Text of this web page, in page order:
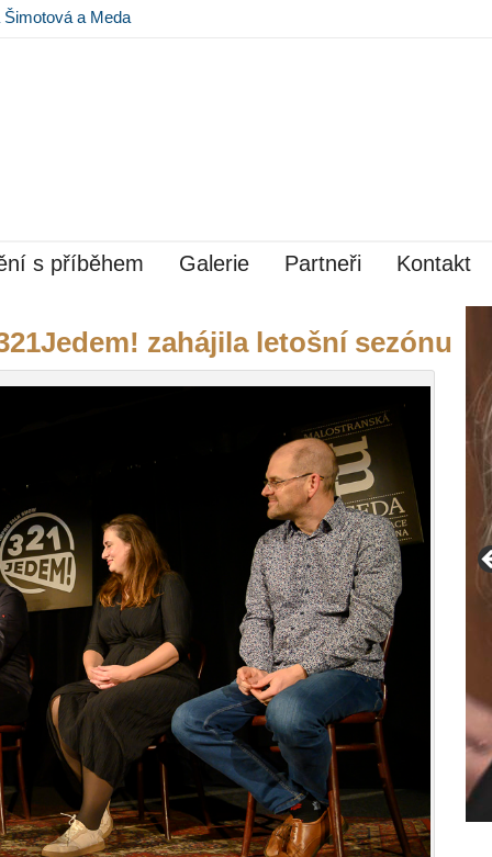
a Meda
s příběhem Galerie Partneři Kontakt
zahájila letošní sezónu